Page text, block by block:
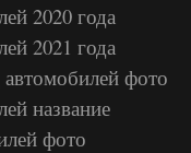
2020 года
2021 года
фото
название
фото